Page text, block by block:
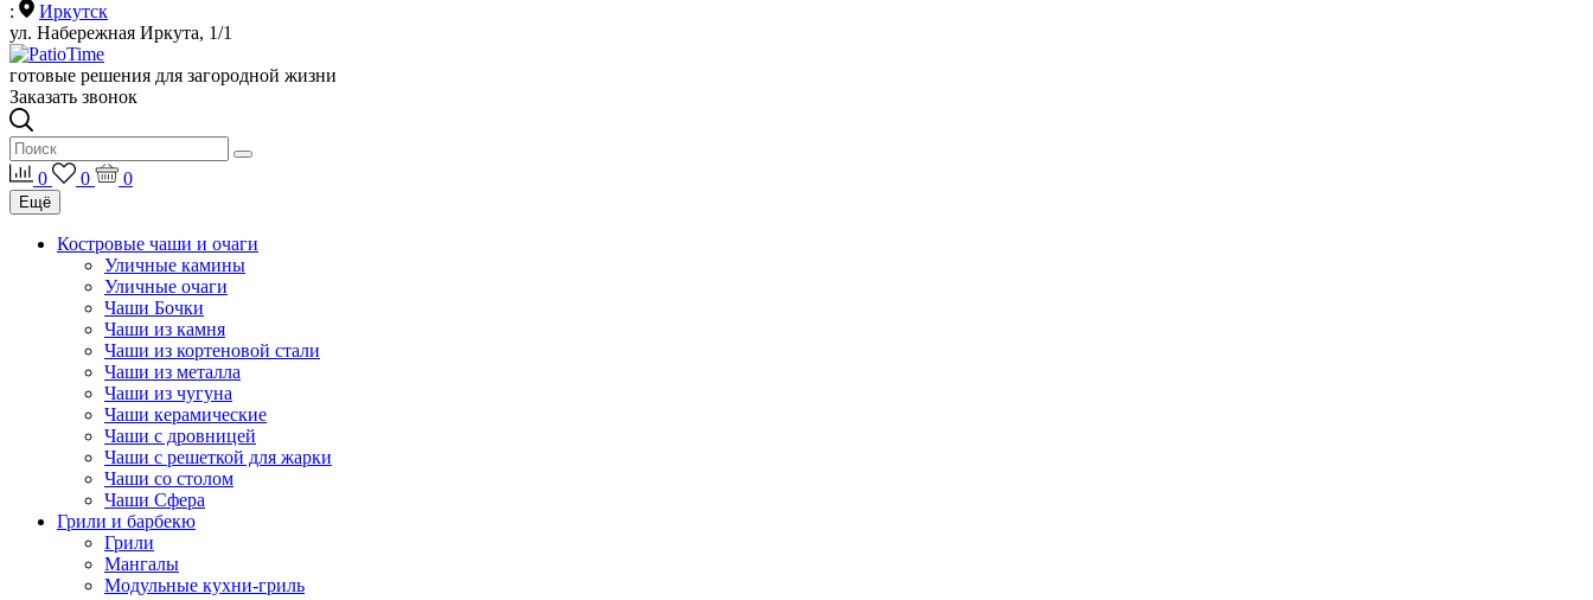
:
Иркутск
ул. Набережная Иркута, 1/1
готовые решения для загородной жизни
Заказать звонок
0 0 0
Ещё
Костровые чаши и очаги
Уличные камины
Уличные очаги
Чаши Бочки
Чаши из камня
Чаши из кортеновой стали
Чаши из металла
Чаши из чугуна
Чаши керамические
Чаши с дровницей
Чаши с решеткой для жарки
Чаши со столом
Чаши Сфера
Грили и барбекю
Грили
Мангалы
Модульные кухни-гриль